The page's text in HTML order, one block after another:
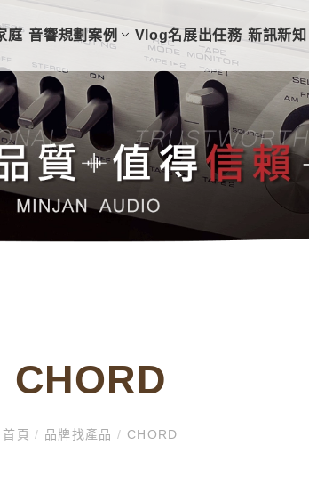
庭 音響規劃案例 Vlog名展出任務 新訊新知
CHORD
首頁/ 品牌找產品/ CHORD